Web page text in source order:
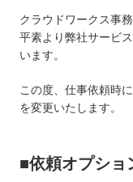
クラウドワークス事務
平素より弊社サービ
います。
この度、仕事依頼時
を変更いたします。
■依頼オプショ